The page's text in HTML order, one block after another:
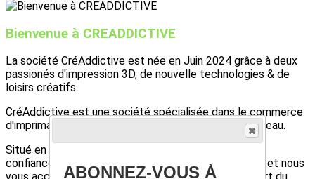
Bienvenue à CREADDICTIVE
La société CréAddictive est née en Juin 2024 grâce à deux
passionés d'impression 3D, de nouvelle technologies & de
loisirs créatifs.
CréAddictive est une société spécialisée dans le commerce
d'imprimantes 3D et de machines de découpe de bureau.
Situé en Touraine, nous sommes votre partenaire de
confiance pour toutes vos solutions d’impression 3D et nous
ABONNEZ-VOUS À